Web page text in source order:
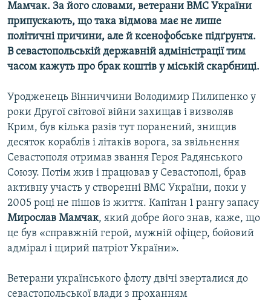
Усі сайти RFE/RL
Мамчак. За його словами, ветерани ВМС України
припускають, що така відмова має не лише
політичні причини, але й ксенофобське підґрунтя.
В севастопольській державній адміністрації тим
часом кажуть про брак коштів у міській скарбниці.
Уродженець Вінниччини Володимир Пилипенко у
роки Другої світової війни захищав і визволяв
Крим, був кілька разів тут поранений, знищив
десяток кораблів і літаків ворога, за звільнення
Севастополя отримав звання Героя Радянського
Союзу. Потім жив і працював у Севастополі, брав
активну участь у створенні ВМС України, поки у
2005 році не пішов із життя. Капітан 1 рангу запасу
Мирослав Мамчак, який добре його знав, каже, що
це був «справжній герой, мужній офіцер, бойовий
адмірал і щирий патріот України».
Ветерани українського флоту двічі зверталися до
севастопольської влади з проханням